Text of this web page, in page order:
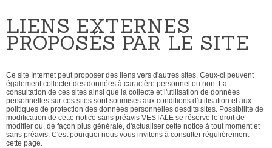
LIENS EXTERNES
PROPOSÉS PAR LE SITE
Ce site Internet peut proposer des liens vers d'autres sites. Ceux-ci peuvent
également collecter des données à caractère personnel ou non. La
consultation de ces sites ainsi que la collecte et l'utilisation de données
personnelles sur ces sites sont soumises aux conditions d'utilisation et aux
politiques de protection des données personnelles desdits sites. Possibilité de
modification de cette notice sans préavis VESTALE se réserve le droit de
modifier ou, de façon plus générale, d'actualiser cette notice à tout moment et
sans préavis. C'est pourquoi nous vous invitons à consulter régulièrement
cette page.